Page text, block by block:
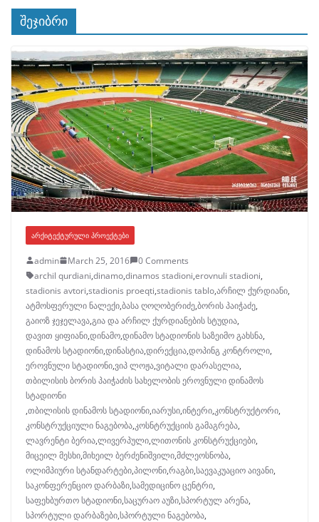
შეჯიბრი
ᲐᲠᲥᲘᲢᲔᲥᲢᲣᲠᲣᲚᲘ ᲞᲠᲝᲔᲥᲢᲔᲑᲘ
admin March 25, 2016
0 Comments
archil qurdiani,dinamo,dinamos stadioni,erovnuli stadioni,
stadionis avtori,stadionis proeqti,stadionis tablo,არჩილ ქურდიანი,
ატმოსფერული ნალექი,ბასა ღოღობერიძე,ბორის პაიჭაძე,
გაიოზ ჯეჯელავა,გია და არჩილ ქურდიანების სტუდია,
დავით ყიფიანი,დინამო,დინამო სტადიონის საზეიმო გახსნა,
დინამოს სტადიონი,დინასტია,დირექცია,დოპინგ კონტროლი,
ეროვნული სტადიონი,ვიპ ლოჟა,ვიტალი დარასელია,
თბილისის ბორის პაიჭაძის სახელობის ეროვნული დინამოს
სტადიონი
,თბილისის დინამოს სტადიონი,იარუსი,ინტერი,კონსტრუქტორი,
კონსტრუქციული ნაგებობა,კოსნტრუქციის გამაგრება,
ლავრენტი ბერია,ლივერპული,ლითონის კონსტრუქციები,
მიცეილ მესხი,მიხეილ ბერძენიშვილი,მძლეოსნობა,
ოლიმპიური სტანდარტები,პილონი,რაგბი,საევაკუაციო აივანი,
საკონფერენციო დარბაზი,სამედიცინო ცენტრი,
საფეხბურთო სტადიონი,საცურაო აუზი,სპორტულ არენა,
სპორტული დარბაზები,სპორტული ნაგებობა,